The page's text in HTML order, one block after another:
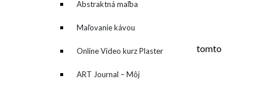
▼ Abstraktná maľba
akrylom (Mixed Media)
Maľovanie kávou
Online Video kurz Plaster
ART
ART Journal – Môj
Uložiť moje meno, e-mail a webovú stránku v tomto